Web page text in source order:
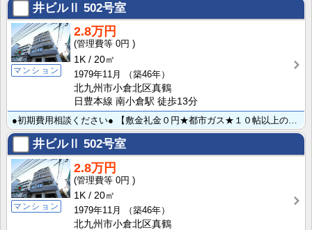
井ビルⅡ 502号室
マンション
2.8万円
0円
1K
20㎡
1979年11月
（築46年）
北九州市小倉北区真鶴
日豊本線 南小倉駅 徒歩13分
井ビルⅡ 502号室
マンション
2.8万円
0円
1K
20㎡
1979年11月
（築46年）
北九州市小倉北区真鶴